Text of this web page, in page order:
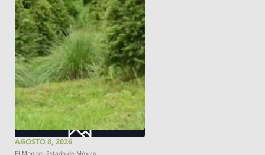
AGOSTO 8, 2026
El Monitor Estado de México